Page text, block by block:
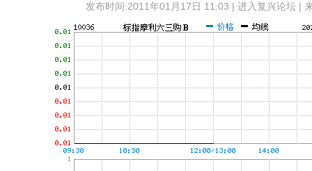
发布时间:2011年01月17日 11:03 | 进入复兴论坛|